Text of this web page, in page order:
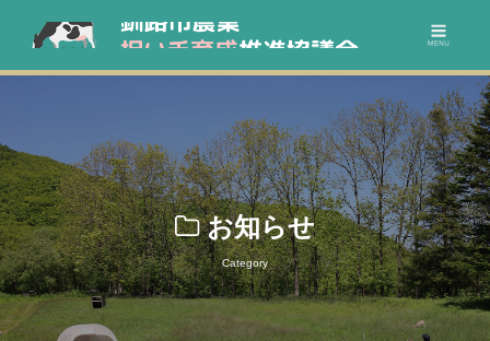
お知らせ
Category